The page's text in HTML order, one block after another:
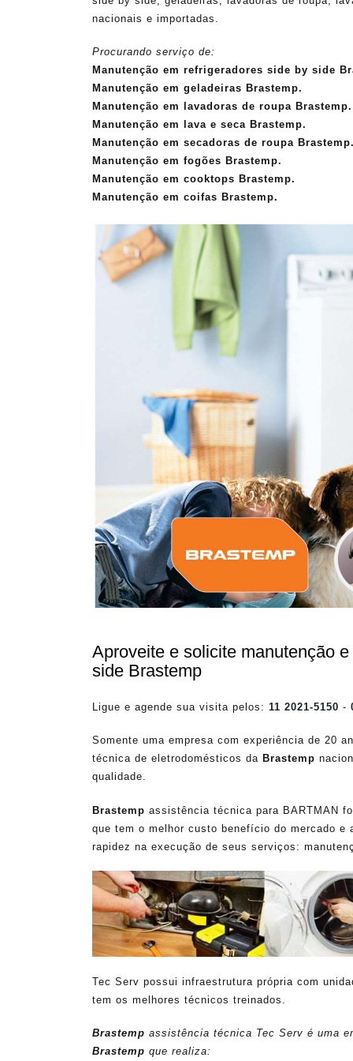
nacionais e importadas.
Procurando serviço de:
Manutenção em refrigeradores side by side
Manutenção em geladeiras Brastemp.
Manutenção em lavadoras de roupa Brastemp.
Manutenção em lava e seca Brastemp.
Manutenção em secadoras de roupa
Manutenção em fogões Brastemp.
Manutenção em cooktops Brastemp.
Manutenção em coifas Brastemp.
Aproveite e solicite manutenção
side Brastemp
Ligue e agende sua visita pelos: 11 2021-5150 -
Somente uma empresa com experiência de 20
técnica de eletrodomésticos da Brastemp
qualidade.
Brastemp assistência técnica para BARTMAN
que tem o melhor custo benefício do mercado e
rapidez na execução de seus serviços:
Tec Serv possui infraestrutura própria com
tem os melhores técnicos treinados.
Brastemp assistência técnica Tec Serv é uma
Brastemp que realiza: